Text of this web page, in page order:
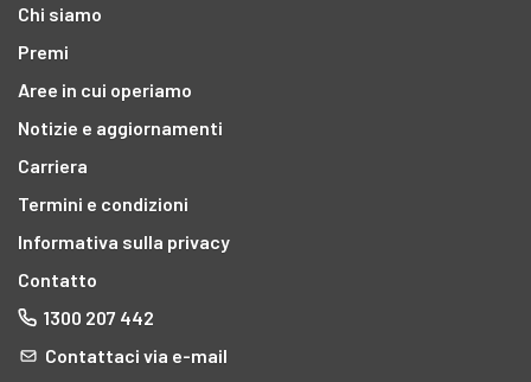
Chi siamo
Premi
Aree in cui operiamo
Notizie e aggiornamenti
Carriera
Termini e condizioni
Informativa sulla privacy
Contatto
1300 207 442
Contattaci via e-mail